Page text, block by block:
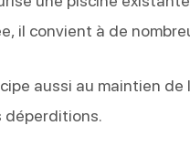
il convient à de
aussi au maintien de
déperditions.